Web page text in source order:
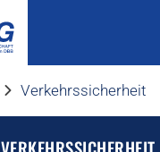
Verkehrssicherheit